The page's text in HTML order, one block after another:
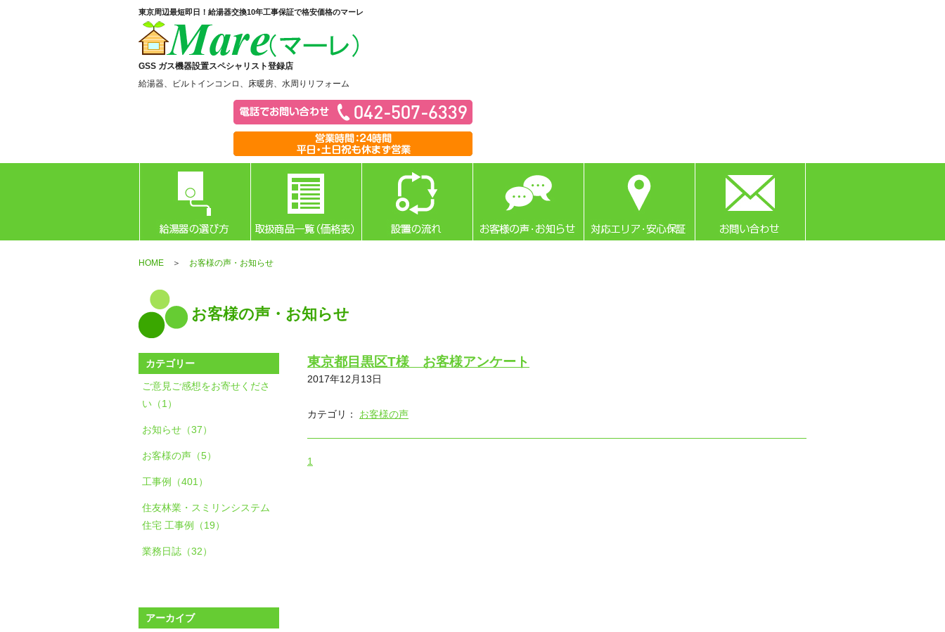
東京周辺最短即日！給湯器交換10年工事保証で格安価格のマーレ
GSS ガス機器設置スペシャリスト登録店
給湯器、ビルトインコンロ、床暖房、水周りリフォーム
HOME ＞ お客様の声・お知らせ
お客様の声・お知らせ
カテゴリー
ご意見ご感想をお寄せくださ
い（1）
お知らせ（37）
お客様の声（5）
工事例（401）
住友林業・スミリンシステム
住宅 工事例（19）
業務日誌（32）
アーカイブ
東京都目黒区T様 お客様アンケート
2017年12月13日
カテゴリ： お客様の声
1